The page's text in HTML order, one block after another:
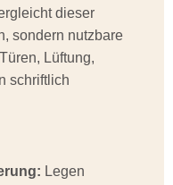
dieser
sondern nutzbare
Lüftung,
schriftlich
Legen